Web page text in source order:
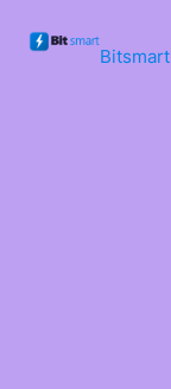
conținut
Bitsmart